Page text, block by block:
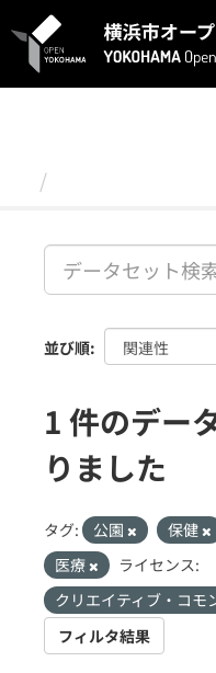
キ
並び順
1 件のデー
りました
タグ: 公園 保健
医療
ライセンス:
クリエイティブ・コモ
フィルタ結果